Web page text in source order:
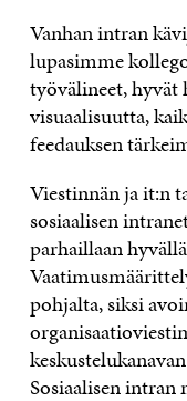
Vanhan intran
lupasimme
työvälineet, hyvät
visuaalisuutta,
feedauksen
Viestinnän ja it:n
sosiaalisen
parhaillaan
pohjalta, siksi
Sosiaalisen intran